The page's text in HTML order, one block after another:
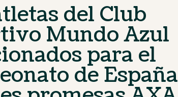
del Club
Mundo Azul
para el
de España